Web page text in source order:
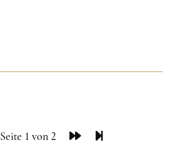
Seite 1 von 2